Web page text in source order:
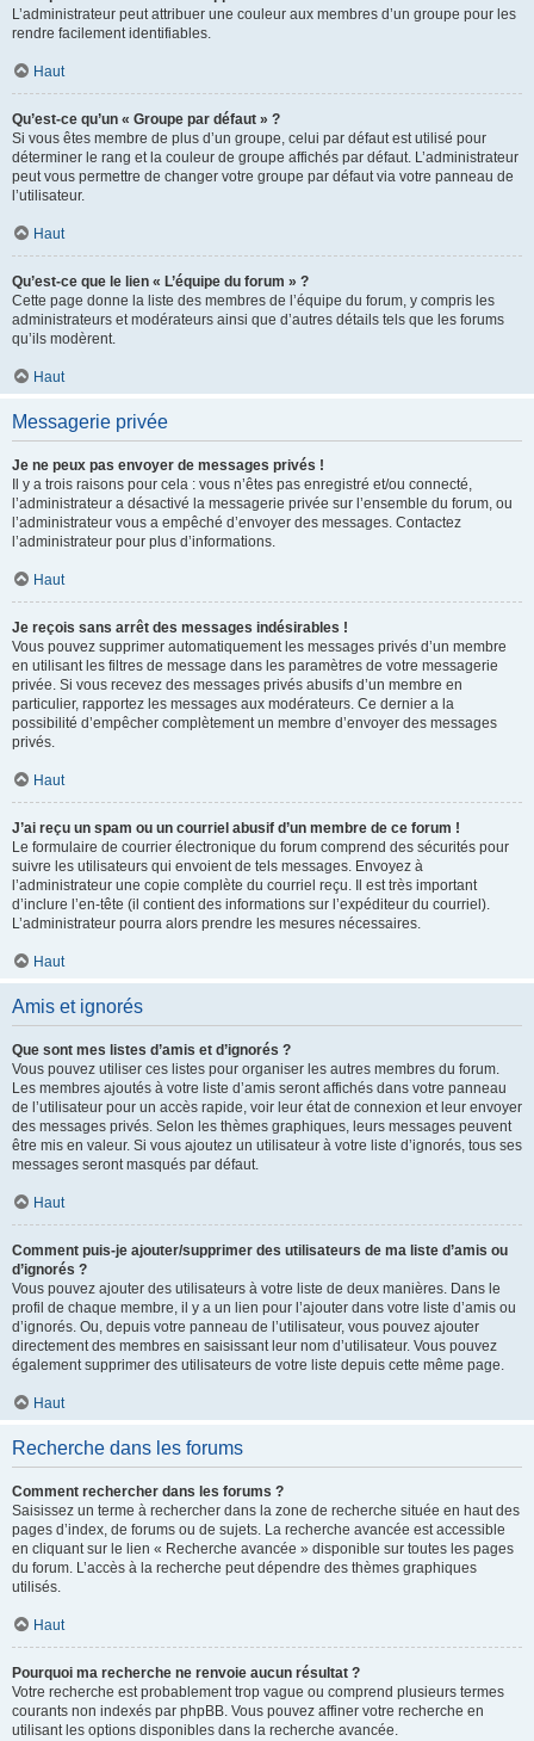
L’administrateur peut attribuer une couleur aux membres d’un groupe pour les
rendre facilement identifiables.
Haut
Qu’est-ce qu’un « Groupe par défaut » ?
Si vous êtes membre de plus d’un groupe, celui par défaut est utilisé pour
déterminer le rang et la couleur de groupe affichés par défaut. L’administrateur
peut vous permettre de changer votre groupe par défaut via votre panneau de
l’utilisateur.
Haut
Qu’est-ce que le lien « L’équipe du forum » ?
Cette page donne la liste des membres de l’équipe du forum, y compris les
administrateurs et modérateurs ainsi que d’autres détails tels que les forums
qu’ils modèrent.
Haut
Messagerie privée
Je ne peux pas envoyer de messages privés !
Il y a trois raisons pour cela : vous n’êtes pas enregistré et/ou connecté,
l’administrateur a désactivé la messagerie privée sur l’ensemble du forum, ou
l’administrateur vous a empêché d’envoyer des messages. Contactez
l’administrateur pour plus d’informations.
Haut
Je reçois sans arrêt des messages indésirables !
Vous pouvez supprimer automatiquement les messages privés d’un membre
en utilisant les filtres de message dans les paramètres de votre messagerie
privée. Si vous recevez des messages privés abusifs d’un membre en
particulier, rapportez les messages aux modérateurs. Ce dernier a la
possibilité d’empêcher complètement un membre d’envoyer des messages
privés.
Haut
J’ai reçu un spam ou un courriel abusif d’un membre de ce forum !
Le formulaire de courrier électronique du forum comprend des sécurités pour
suivre les utilisateurs qui envoient de tels messages. Envoyez à
l’administrateur une copie complète du courriel reçu. Il est très important
d’inclure l’en-tête (il contient des informations sur l’expéditeur du courriel).
L’administrateur pourra alors prendre les mesures nécessaires.
Haut
Amis et ignorés
Que sont mes listes d’amis et d’ignorés ?
Vous pouvez utiliser ces listes pour organiser les autres membres du forum.
Les membres ajoutés à votre liste d’amis seront affichés dans votre panneau
de l’utilisateur pour un accès rapide, voir leur état de connexion et leur envoyer
des messages privés. Selon les thèmes graphiques, leurs messages peuvent
être mis en valeur. Si vous ajoutez un utilisateur à votre liste d’ignorés, tous ses
messages seront masqués par défaut.
Haut
Comment puis-je ajouter/supprimer des utilisateurs de ma liste d’amis ou
d’ignorés ?
Vous pouvez ajouter des utilisateurs à votre liste de deux manières. Dans le
profil de chaque membre, il y a un lien pour l’ajouter dans votre liste d’amis ou
d’ignorés. Ou, depuis votre panneau de l’utilisateur, vous pouvez ajouter
directement des membres en saisissant leur nom d’utilisateur. Vous pouvez
également supprimer des utilisateurs de votre liste depuis cette même page.
Haut
Recherche dans les forums
Comment rechercher dans les forums ?
Saisissez un terme à rechercher dans la zone de recherche située en haut des
pages d’index, de forums ou de sujets. La recherche avancée est accessible
en cliquant sur le lien « Recherche avancée » disponible sur toutes les pages
du forum. L’accès à la recherche peut dépendre des thèmes graphiques
utilisés.
Haut
Pourquoi ma recherche ne renvoie aucun résultat ?
Votre recherche est probablement trop vague ou comprend plusieurs termes
courants non indexés par phpBB. Vous pouvez affiner votre recherche en
utilisant les options disponibles dans la recherche avancée.